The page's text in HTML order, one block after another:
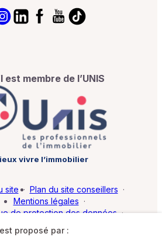
proposé par :
est membre de l’UNIS
vivre l’immobilier
site · Plan du site conseillers ·
Mentions légales ·
de protection des données ·